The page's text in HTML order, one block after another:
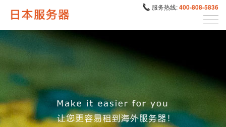
服务热线:400-808-5836